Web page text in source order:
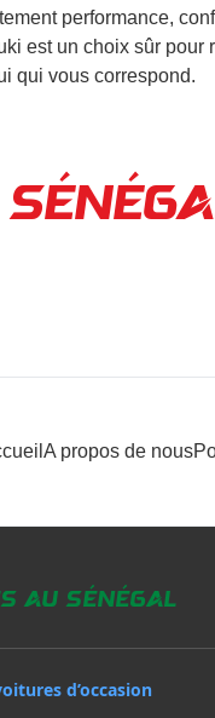
performance,
est un choix sûr pour
qui vous correspond.
A propos de nous
au Sénégal
d’occasion